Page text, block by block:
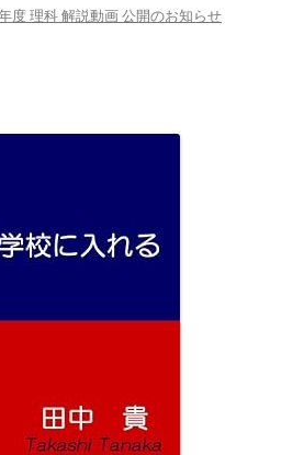
度 理科 解説動画 公開のお知らせ